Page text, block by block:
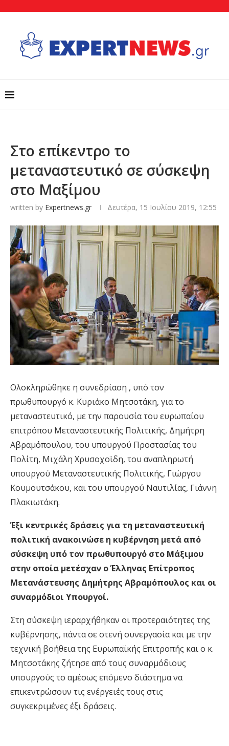
Στο επίκεντρο το
μεταναστευτικό σε σύσκεψη
στο Μαξίμου
written by Expertnews.gr Δευτέρα, 15 Ιουλίου 2019, 12:55
Ολοκληρώθηκε η συνεδρίαση , υπό τον
πρωθυπουργό κ. Κυριάκο Μητσοτάκη, για το
μεταναστευτικό, με την παρουσία του ευρωπαίου
επιτρόπου Μεταναστευτικής Πολιτικής, Δημήτρη
Αβραμόπουλου, του υπουργού Προστασίας του
Πολίτη, Μιχάλη Χρυσοχοϊδη, του αναπληρωτή
υπουργού Μεταναστευτικής Πολιτικής, Γιώργου
Κουμουτσάκου, και του υπουργού Ναυτιλίας, Γιάννη
Πλακιωτάκη.
Έξι κεντρικές δράσεις για τη μεταναστευτική
πολιτική ανακοινώσε η κυβέρνηση μετά από
σύσκεψη υπό τον πρωθυπουργό στο Μάξιμου
στην οποία μετέσχαν ο Έλληνας Επίτροπος
Μετανάστευσης Δημήτρης Αβραμόπουλος και οι
συναρμόδιοι Υπουργοί.
Στη σύσκεψη ιεραρχήθηκαν οι προτεραιότητες της
κυβέρνησης, πάντα σε στενή συνεργασία και με την
τεχνική βοήθεια της Ευρωπαϊκής Επιτροπής και ο κ.
Μητσοτάκης ζήτησε από τους συναρμόδιους
υπουργούς το αμέσως επόμενο διάστημα να
επικεντρώσουν τις ενέργειές τους στις
συγκεκριμένες έξι δράσεις.